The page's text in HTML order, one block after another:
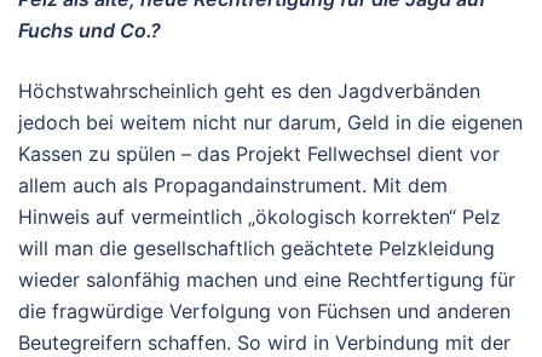
Fuchs und Co.?
Höchstwahrscheinlich geht es den Jagdverbänden
jedoch bei weitem nicht nur darum, Geld in die eigenen
Kassen zu spülen – das Projekt Fellwechsel dient vor
allem auch als Propagandainstrument. Mit dem
Hinweis auf vermeintlich „ökologisch korrekten“ Pelz
will man die gesellschaftlich geächtete Pelzkleidung
wieder salonfähig machen und eine Rechtfertigung für
die fragwürdige Verfolgung von Füchsen und anderen
Beutegreifern schaffen. So wird in Verbindung mit der